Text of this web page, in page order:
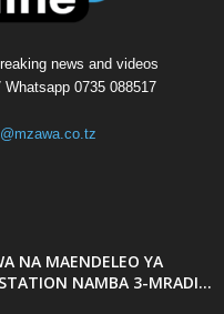
news and videos
0735 088517
NA MAENDELEO YA
NAMBA 3-MRADI...